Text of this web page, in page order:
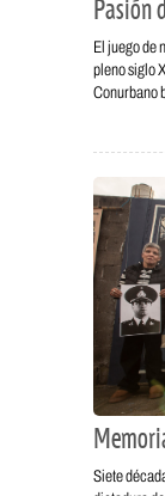
Pasión
El juego de
pleno siglo
Conurbano
Siete